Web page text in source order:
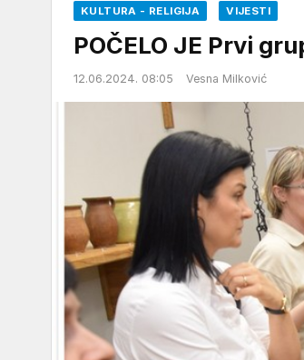
KULTURA - RELIGIJA VIJESTI
POČELO JE Prvi
12.06.2024. 08:05 Vesna Milković